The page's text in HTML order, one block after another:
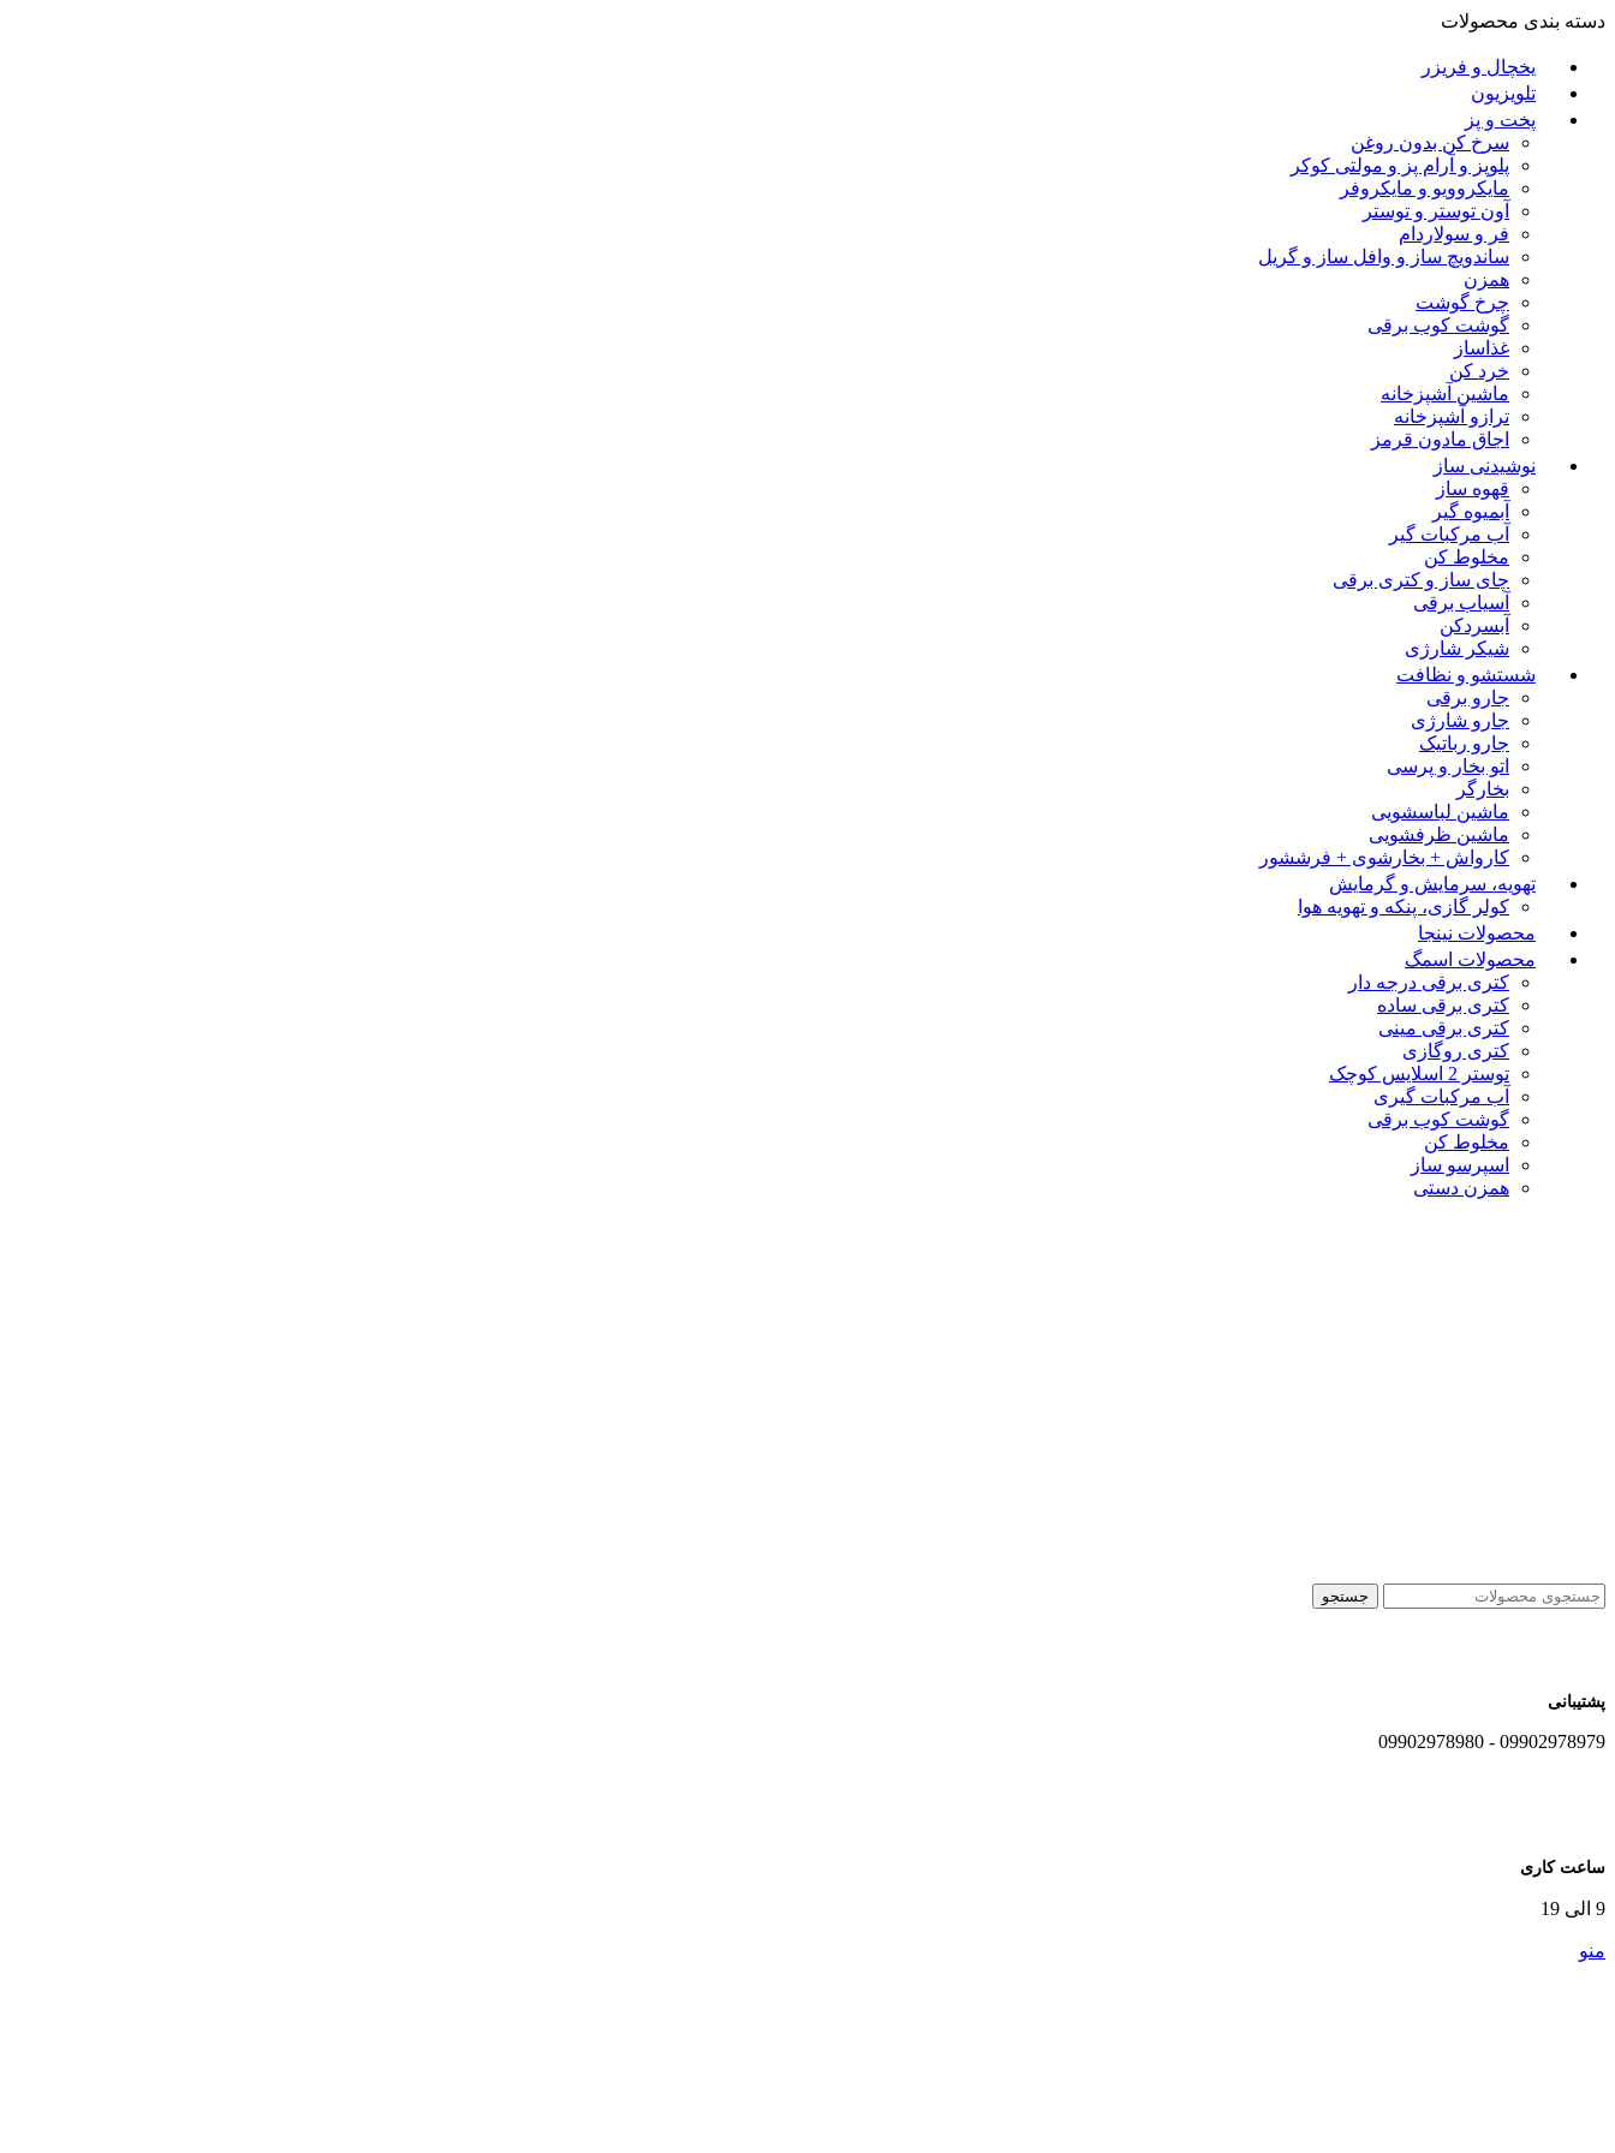
دسته بندی محصولات
یخچال و فریزر
تلویزیون
پخت و پز
سرخ کن بدون روغن
پلوپز و آرام پز و مولتی کوکر
مایکروویو و مایکروفر
آون توستر و توستر
فر و سولاردام
ساندویچ ساز و وافل ساز و گریل
همزن
چرخ گوشت
گوشت کوب برقی
غذاساز
خرد کن
ماشین آشپزخانه
ترازو آشپزخانه
اجاق مادون قرمز
نوشیدنی ساز
قهوه ساز
آبمیوه گیر
آب مرکبات گیر
مخلوط کن
چای ساز و کتری برقی
آسیاب برقی
آبسردکن
شیکر شارژی
شستشو و نظافت
جارو برقی
جارو شارژی
جارو رباتیک
اتو بخار و پرسی
بخارگر
ماشین لباسشویی
ماشین ظرفشویی
کارواش + بخارشوی + فرششور
تهویه، سرمایش و گرمایش
کولر گازی، پنکه و تهویه هوا
محصولات نینجا
محصولات اسمگ
کتری برقی درجه دار
کتری برقی ساده
کتری برقی مینی
کتری روگازی
توستر 2 اسلایس کوچک
آب مرکبات گیری
گوشت کوب برقی
مخلوط کن
اسپرسو ساز
همزن دستی
جستجو
پشتیبانی
09902978979 - 09902978980
ساعت کاری
9 الی 19
منو